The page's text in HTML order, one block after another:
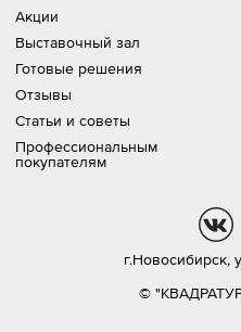
Акции
Выставочный зал
Готовые решения
Отзывы
Статьи и советы
Профессиональным
покупателям
©
г.Новосибирск,